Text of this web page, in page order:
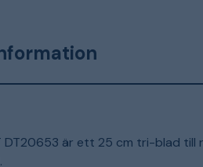
DT20653 är ett 25 cm tri-blad till